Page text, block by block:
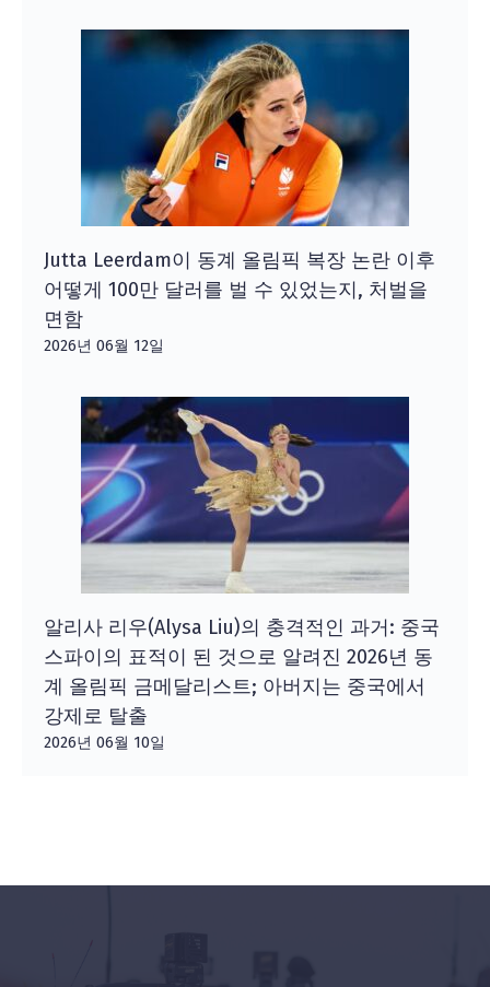
Jutta Leerdam이 동계 올림픽 복장 논란 이후
어떻게 100만 달러를 벌 수 있었는지, 처벌을
면함
2026년 06월 12일
알리사 리우(Alysa Liu)의 충격적인 과거: 중국
스파이의 표적이 된 것으로 알려진 2026년 동
계 올림픽 금메달리스트; 아버지는 중국에서
강제로 탈출
2026년 06월 10일